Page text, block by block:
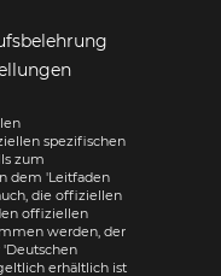
spezifischen
zum
dem 'Leitfaden
die offiziellen
offiziellen
werden, der
'Deutschen
erhältlich ist